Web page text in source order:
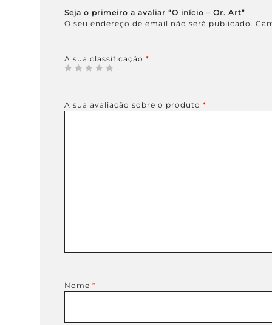
Seja o primeiro a avaliar “O início – Or. Art”
O seu endereço de email não será publicado.
A sua classificação *
A sua avaliação sobre o produto *
Nome *